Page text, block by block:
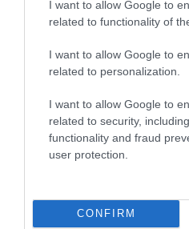
I want to allow Google to
related to functionality of
I want to allow Google to
related to personalization.
I want to allow Google to
related to security,
functionality and fraud
user protection.
CONFIRM
ιστοσελίδες των
Ακολούθησε το
και μάθετε πρώτοι
Share Tweet